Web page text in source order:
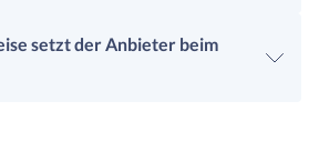
setzt der Anbieter beim